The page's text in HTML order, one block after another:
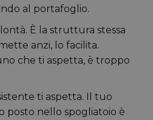
al portafoglio.
È la struttura stessa
anzi, lo facilita.
che ti aspetta, è troppo
ti aspetta. Il tuo
posto nello spogliatoio è